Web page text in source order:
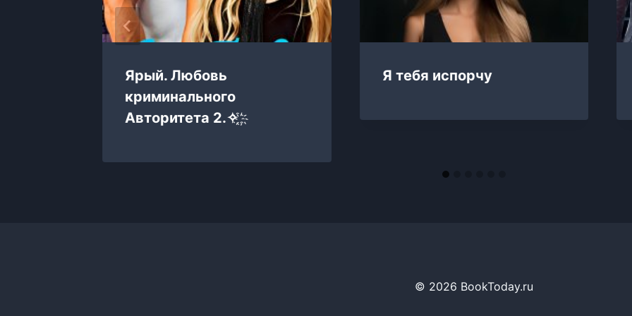
Ярый. Любовь
криминального
Авторитета 2.✧ ҈ ҉
Я тебя испорчу
© 2026 BookToday.ru